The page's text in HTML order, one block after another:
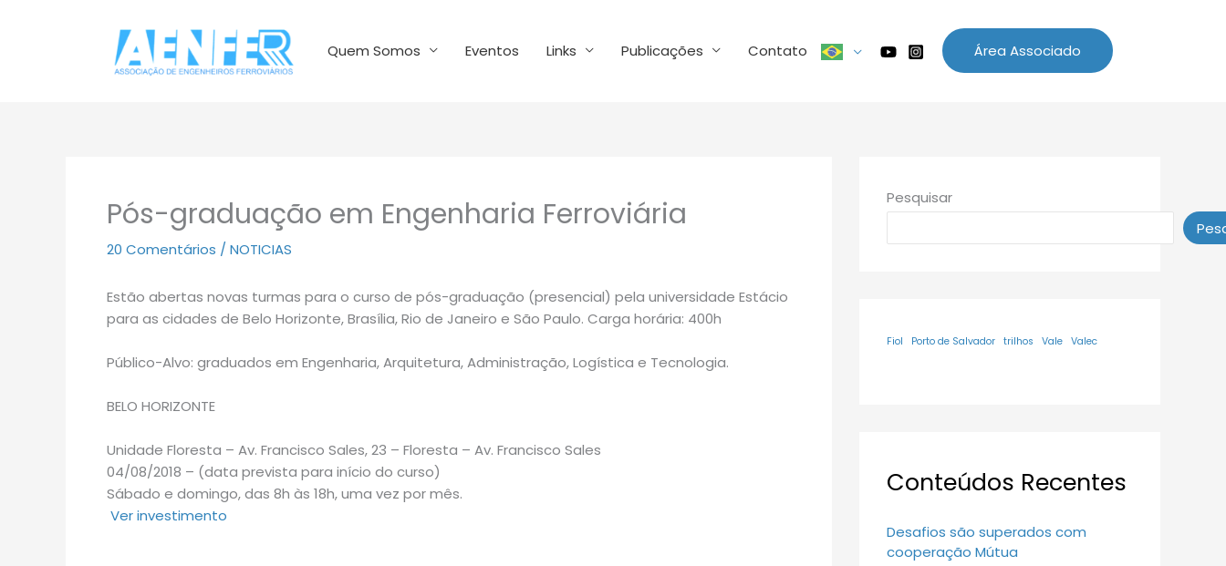
Quem Somos Eventos Links Publicações Contato Área Associado
Pós-graduação em Engenharia Ferroviária
20 Comentários / NOTICIAS
Estão abertas novas turmas para o curso de pós-graduação (presencial) pela universidade Estácio
para as cidades de Belo Horizonte, Brasília, Rio de Janeiro e São Paulo. Carga horária: 400h
Público-Alvo: graduados em Engenharia, Arquitetura, Administração, Logística e Tecnologia.
BELO HORIZONTE
Unidade Floresta – Av. Francisco Sales, 23 – Floresta – Av. Francisco Sales
04/08/2018 – (data prevista para início do curso)
Sábado e domingo, das 8h às 18h, uma vez por mês.
Ver investimento
Pesquisar
Fiol Porto de Salvador trilhos Vale Valec
Conteúdos Recentes
Desafios são superados com
cooperação Mútua